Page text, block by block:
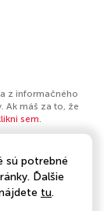
z informačného
Ak máš za to, že
sem.
sú potrebné
Ďalšie
tu.